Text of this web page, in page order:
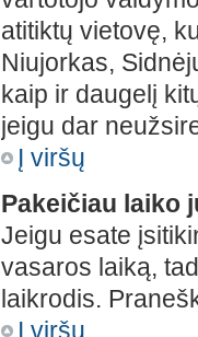
atitiktų vietovę,
Niujorkas,
kaip ir daugelį
jeigu dar
Į viršų
Pakeičiau laiko
Jeigu esate
vasaros laiką,
laikrodis.
Į viršų